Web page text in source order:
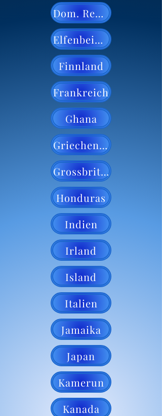
Dom. Republik
Elfenbeinküste
Finnland
Frankreich
Ghana
Griechenland
Grossbritannien
Honduras
Indien
Irland
Island
Italien
Jamaika
Japan
Kamerun
Kanada